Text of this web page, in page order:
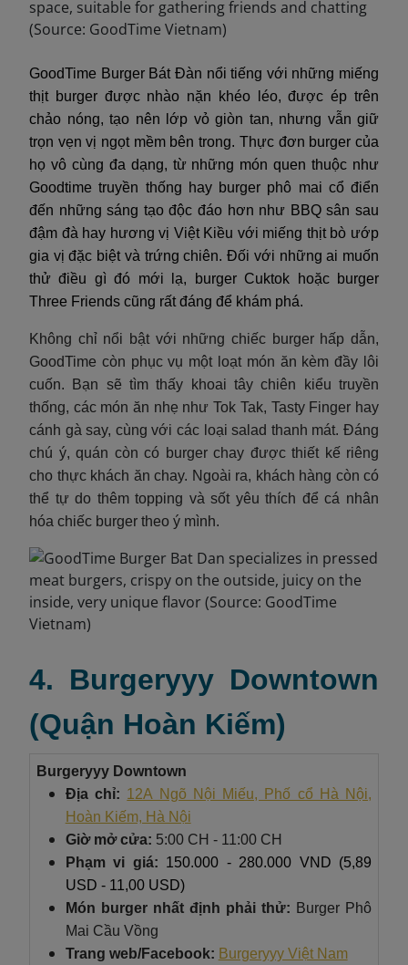
GoodTime Burger Bát Đàn nổi tiếng với những miếng
thịt burger được nhào nặn khéo léo, được ép trên
chảo nóng, tạo nên lớp vỏ giòn tan, nhưng vẫn giữ
trọn vẹn vị ngọt mềm bên trong. Thực đơn burger của
họ vô cùng đa dạng, từ những món quen thuộc như
Goodtime truyền thống hay burger phô mai cổ điển
đến những sáng tạo độc đáo hơn như BBQ sân sau
đậm đà hay hương vị Việt Kiều với miếng thịt bò ướp
gia vị đặc biệt và trứng chiên. Đối với những ai muốn
thử điều gì đó mới lạ, burger Cuktok hoặc burger
Three Friends cũng rất đáng để khám phá.
Không chỉ nổi bật với những chiếc burger hấp dẫn,
GoodTime còn phục vụ một loạt món ăn kèm đầy lôi
cuốn. Bạn sẽ tìm thấy khoai tây chiên kiểu truyền
thống, các món ăn nhẹ như Tok Tak, Tasty Finger hay
cánh gà say, cùng với các loại salad thanh mát. Đáng
chú ý, quán còn có burger chay được thiết kế riêng
cho thực khách ăn chay. Ngoài ra, khách hàng còn có
thể tự do thêm topping và sốt yêu thích để cá nhân
hóa chiếc burger theo ý mình.
4. Burgeryyy Downtown
(Quận Hoàn Kiếm)
Burgeryyy Downtown
Địa chỉ: 12A Ngõ Nội Miếu, Phố cổ Hà Nội,
Hoàn Kiếm, Hà Nội
Giờ mở cửa: 5:00 CH - 11:00 CH
Phạm vi giá: 150.000 - 280.000 VND (5,89
USD - 11,00 USD)
Món burger nhất định phải thử: Burger Phô
Mai Cầu Vồng
Trang web/Facebook: Burgeryyy Việt Nam